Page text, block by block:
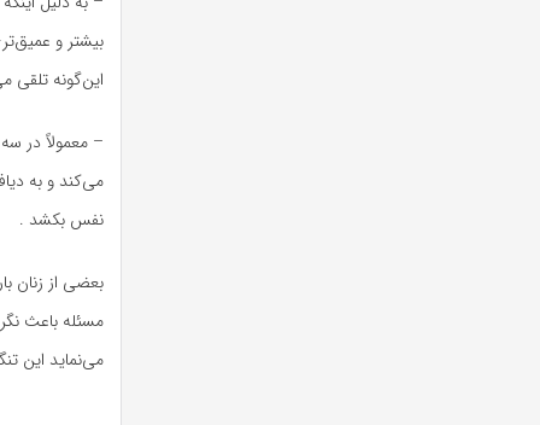
بیشتر و
این‌گونه
– معمولاً در
می‌کند و به
نفس بکشد .
بعضی از زنان
مسئله باعث
می‌نماید این